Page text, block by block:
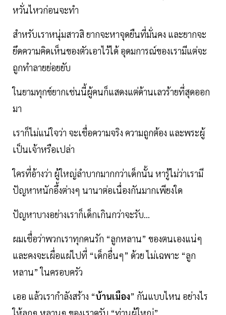
หวั่นไหวก่อนจะทำ
สำหรับเราหนุ่ม​สาวสิ​ ยากจะหาจุดยืนที่มั่นคง​ และยากจะ
ยึดความคิด​เห็น​ของตัวเอาไว้ได้​ อุดมการณ์​ของเรามีแต่จะ
ถูกทำลายย่อยยับ
ในยามทุกข์​ยากเช่นนี้ผู้คนก็แสดงแต่ด้านเลวร้ายที่สุดออก
มา
เราก็ไม่แน่ใจ​ว่า​ จะเชื่อความจริง​ ความถูกต้อง​ และพระผู้
เป็นเจ้า​หรือเปล่า
ใครที่อ้างว่า​ ผู้​ใหญ่​ลำบากมากกว่าเด็กนั้น​ หารู้ไม่ว่าเรามี
ปัญหา​หนักอึ้งต่าง​ๆ​ นานาต่อเนื่องกันมากเพียงใด
ปัญหาบาง​อย่างเราก็เด็กเกินกว่าจะรับ...
ผมเชื่อว่าพวกเราทุกคนรัก “ลูกหลาน​” ของตนเองแน่​ๆ​
และคงจะเผื่อแผ่ไปที่​ “เด็ก​อื่นๆ” ด้วย​ ไม่เฉพาะ “ลูก
หลาน​” ในครอบครัว
เออ​ แล้วเรากำลังสร้าง “บ้านเมือง” กันแบบไหน​ อย่างไร​
ให้ลูกๆ​ หลานๆ ของเราครับ​ “ท่านผู้ใหญ่​”...